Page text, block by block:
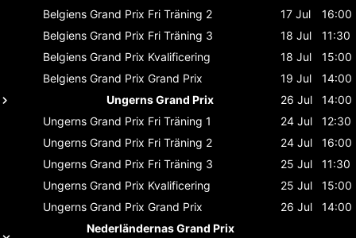
Belgiens Grand Prix Fri Träning 2 17 Jul
16:00
Belgiens Grand Prix Fri Träning 3 18 Jul
11:30
Belgiens Grand Prix Kvalificering 18 Jul
15:00
Belgiens Grand Prix Grand Prix 19 Jul
14:00
Ungerns Grand Prix
26 Jul
14:00
Ungerns Grand Prix Fri Träning 1 24 Jul
12:30
Ungerns Grand Prix Fri Träning 2 24 Jul
16:00
Ungerns Grand Prix Fri Träning 3 25 Jul
11:30
Ungerns Grand Prix Kvalificering 25 Jul
15:00
Ungerns Grand Prix Grand Prix 26 Jul
14:00
Nederländernas Grand Prix